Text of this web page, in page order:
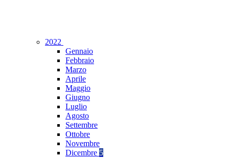
2022
Gennaio
Febbraio
Marzo
Aprile
Maggio
Giugno
Luglio
Agosto
Settembre
Ottobre
Novembre
Dicembre 5